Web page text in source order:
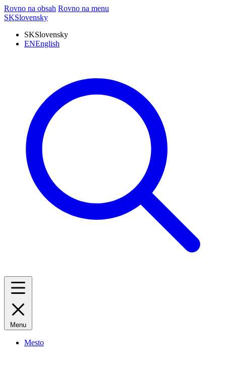
Rovno na obsah Rovno na menu
SKSlovensky
SKSlovensky
ENEnglish
Menu
Mesto